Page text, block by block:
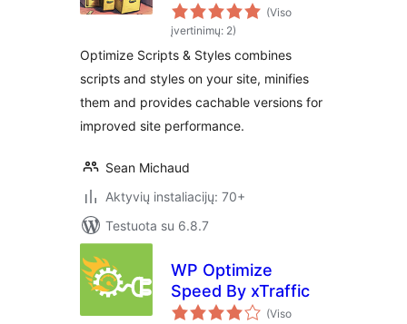
(Viso
įvertinimų: 2)
Optimize Scripts & Styles combines
scripts and styles on your site, minifies
them and provides cachable versions for
improved site performance.
Sean Michaud
Aktyvių instaliacijų: 70+
Testuota su 6.8.7
WP Optimize
Speed By xTraffic
(Viso